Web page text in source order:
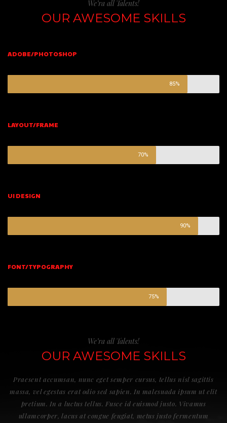
We’ra all Talents!
OUR AWESOME SKILLS
ADOBE/PHOTOSHOP
85%
LAYOUT/FRAME
70%
UI DESIGN
90%
FONT/TYPOGRAPHY
75%
We’ra all Talents!
OUR AWESOME SKILLS
Praesent accumsan, nunc eget semper cursus, tellus nisl sagittis
massa, vel egestas erat odio sed sapien. In malesuada ipsum ut elit
pretium. In a luctus tellus. Fusce id euismod justo. Vivamus
ullamcorper, lacus at congue feugiat, metus justo fermentum